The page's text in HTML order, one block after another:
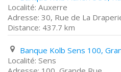
Auxerre
30, Rue de La
437.7 km
Sens